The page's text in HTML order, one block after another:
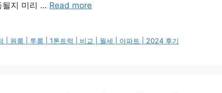
될지 미리 … Read more
| 원룸 | 투룸 | 1톤트럭 | 비교 | 월세 | 아파트 | 2024 후기